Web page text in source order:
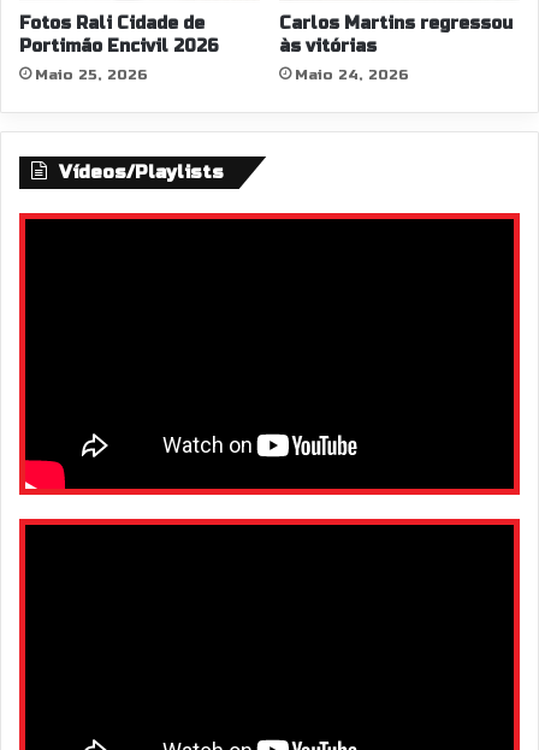
Fotos Rali Cidade de
Portimão Encivil 2026
Maio 25, 2026
Carlos Martins regressou
às vitórias
Maio 24, 2026
Vídeos/Playlists